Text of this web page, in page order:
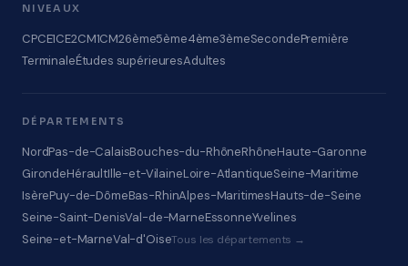
NIVEAUX
CPCE1CE2CM1CM26ème5ème4ème3èmeSecondePremière
TerminaleÉtudes supérieuresAdultes
DÉPARTEMENTS
NordPas-de-CalaisBouches-du-RhôneRhôneHaute-Garonne
GirondeHéraultIlle-et-VilaineLoire-AtlantiqueSeine-Maritime
IsèrePuy-de-DômeBas-RhinAlpes-MaritimesHauts-de-Seine
Seine-Saint-DenisVal-de-MarneEssonneYvelines
Seine-et-MarneVal-d'OiseTous les départements →